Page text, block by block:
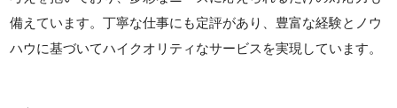
備えています。丁寧な仕事にも定評があり、豊富な経験とノウ
ハウに基づいてハイクオリティなサービスを実現しています。